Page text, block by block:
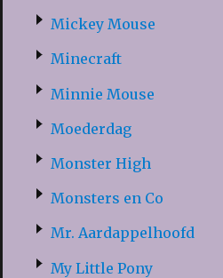
Mickey Mouse
Minecraft
Minnie Mouse
Moederdag
Monster High
Monsters en Co
Mr. Aardappelhoofd
My Little Pony